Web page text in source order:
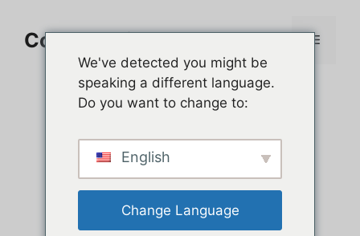
contenuComment jouer sur PC Menu
We've detected you might be
speaking a different language.
Do you want to change to:
English
Change Language